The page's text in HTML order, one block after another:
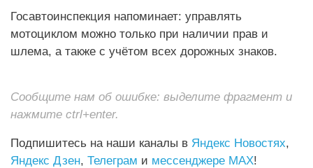
Госавтоинспекция напоминает: управлять
мотоциклом можно только при наличии прав и
шлема, а также с учётом всех дорожных знаков.
Сообщите нам об ошибке: выделите фрагмент и
нажмите ctrl+enter.
Подпишитесь на наши каналы в Яндекс Новостях,
Яндекс Дзен, Телеграм и мессенджере MAX!